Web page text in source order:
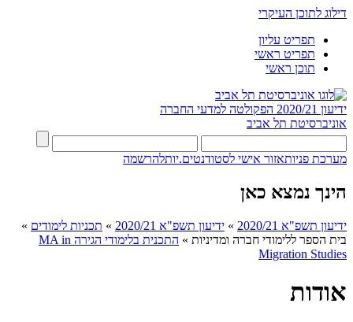
דילוג לתוכן העיקרי
תפריט עליון
תפריט ראשי
תוכן ראשי
ידיעון 2020/21
הפקולטה למדעי החברה
אוניברסיטת תל אביב
מערכת פניותאזור אישי לסטודנטים.יותלהרשמה
הינך נמצא כאן
ידיעון תשפ"א 2020/21 » ידיעון תשפ"א 2020/21 » תכניות לימודים »
בית הספר ללימודי חברה ומדיניות »
התכנית בלימודי הגירה MA in
Migration Studies​
אודות